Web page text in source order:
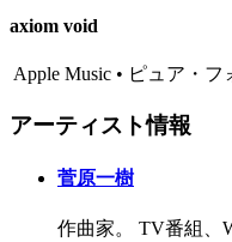
axiom void
Apple Music • ピュア・フ
アーティスト情報
菅原一樹
作曲家。 TV番組、